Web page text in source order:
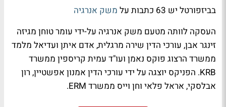
בביזפורטל יש 63 כתבות על
משק אנרגיה
העסקה לוותה מטעם משק אנרגיה על-ידי עומר טוחן מגיזה
זינגר אבן, עורכי הדין שירה מרגלית, אדם איתן ועדיאל מלמד
ממשרד הרצוג פוקס נאמן ועו"ד עמית קריספין ממשרד
KRB. הפניקס יוצגה על ידי עורכי הדין אמנון אפשטיין, רון
אבלסקי, אראל פלאי וחן וייס ממשרד ERM.